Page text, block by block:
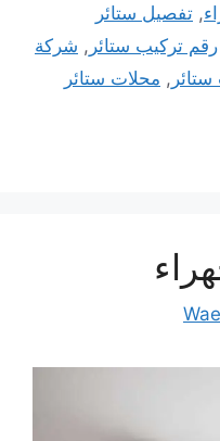
, تفصيل ستائر
رقم تركيب ستائر , شركة
, محلات ستائر